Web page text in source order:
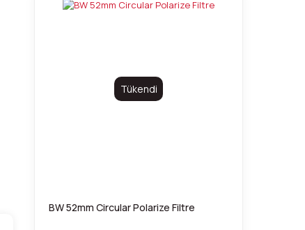
Tükendi
BW 52mm Circular Polarize Filtre